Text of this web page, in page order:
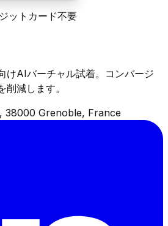
ットカード不要
けAIバーチャル試着。コンバージ
削減します。
38000 Grenoble, France